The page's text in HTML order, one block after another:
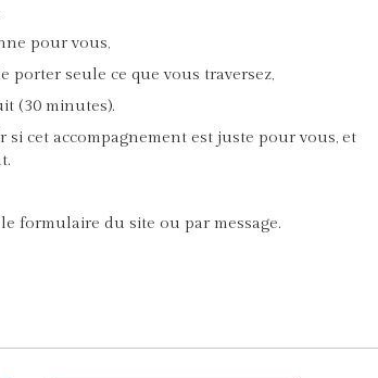
pour vous,
porter seule ce que vous traversez,
(30 minutes).
si cet accompagnement est juste pour vous, et
formulaire du site ou par message.